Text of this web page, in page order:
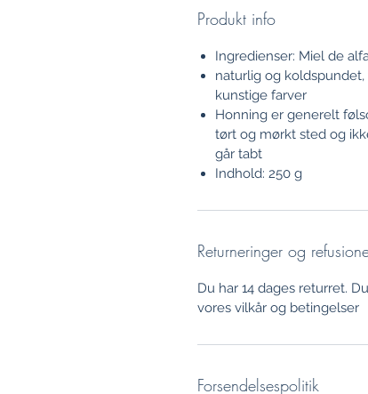
Produkt info
Ingredienser: Miel de
naturlig og
kunstige farver
Honning er generelt
tørt og mørkt sted og
går tabt
Indhold: 250 g
Returneringer og
Du har 14 dages returret.
vores vilkår og betingelser
Forsendelsespolitik